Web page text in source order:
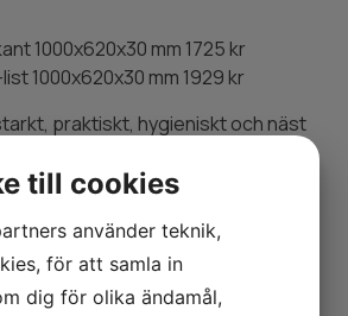
1000x620x30 mm 1725 kr
1000x620x30 mm 1929 kr
praktiskt, hygieniskt och näst
även laminat på undersidan för att
vid diskho/diskmaskin.
OFFERT
till cookies
använder teknik,
för att samla in
dig för olika ändamål,